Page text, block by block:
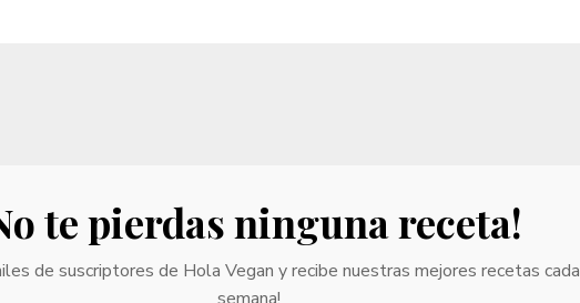
te pierdas ninguna receta!
de suscriptores de Hola Vegan y recibe nuestras mejores recetas cada